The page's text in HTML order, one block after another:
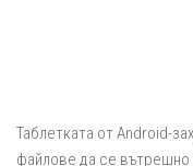
Таблетката от Android-
файлове да се вътрешно